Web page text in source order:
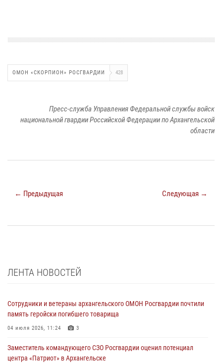
ОМОН «СКОРПИОН» РОСГВАРДИИ 428
Пресс-служба Управления Федеральной службы войск
национальной гвардии Российской Федерации по Архангельской
области
← Предыдущая Следующая →
ЛЕНТА НОВОСТЕЙ
Сотрудники и ветераны архангельского ОМОН Росгвардии почтили
память геройски погибшего товарища
04 июля 2026, 11:24 3
Заместитель командующего СЗО Росгвардии оценил потенциал
центра «Патриот» в Архангельске